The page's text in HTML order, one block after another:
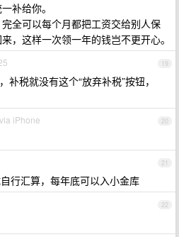
补给你。
全可以每个月都把工资交给别人保
，这样一次领一年的钱岂不更开心。
19
补税就没有这个“放弃补税”按钮，
20
iPhone
21
行汇算，每年底可以入小金库
22